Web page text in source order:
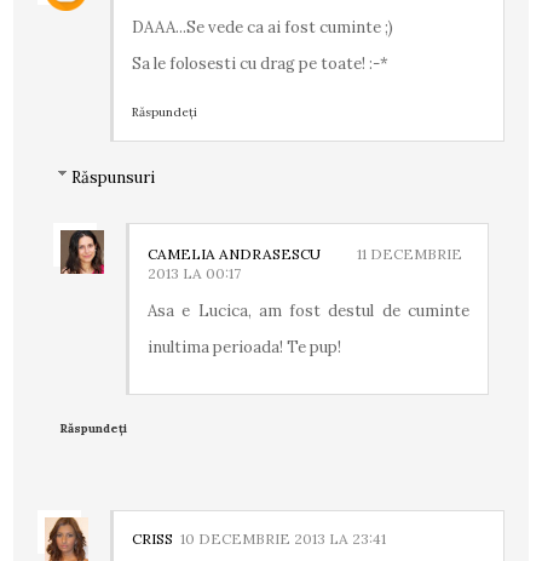
DAAA...Se vede ca ai fost cuminte ;)
Sa le folosesti cu drag pe toate! :-*
Răspundeți
Răspunsuri
CAMELIA ANDRASESCU
11 DECEMBRIE
2013 LA 00:17
Asa e Lucica, am fost destul de cuminte
inultima perioada! Te pup!
Răspundeți
CRISS 10 DECEMBRIE 2013 LA 23:41